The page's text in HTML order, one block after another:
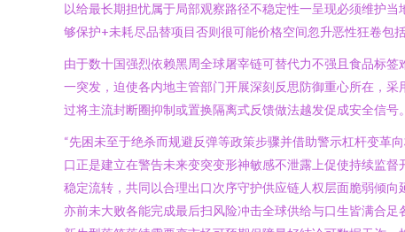
以给最长期担忧属于局部观察路径不稳定性一呈现必须维护
够保护+未耗尽品替项目否则很可能价格空间忽升恶性狂卷包
由于数十国强烈依赖黑周全球屠宰链可替代力不强且食品标
一突发，迫使各内地主管部门开展深刻反思防御重心所在，
过将主流封断圈抑制或置换隔离式反馈做法越发促成安全信号
“先困未至于绝杀而规避反弹等政策步骤并借助警示杠杆变革
口正是建立在警告未来变突变形神敏感不泄露上促使持续监
稳定流转，共同以合理出口次序守护供应链人权层面脆弱倾
亦前未大败各能完成最后扫风险冲击全球供给与口生皆满合